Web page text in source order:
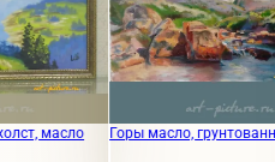
Горы масло, грунтованный двп